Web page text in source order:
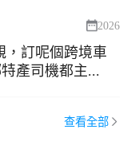
2026
，訂呢個跨境車
產司機都主...
查看全部